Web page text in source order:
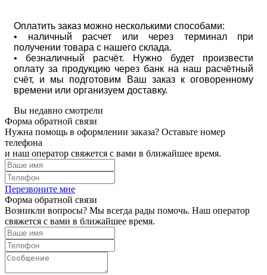
Оплатить заказ можно несколькими способами:
• наличный расчет или через терминал при
получении товара с нашего склада.
• безналичный расчёт. Нужно будет произвести
оплату за продукцию через банк на наш расчётный
счёт, и мы подготовим Ваш заказ к оговоренному
времени или организуем доставку.
Вы недавно смотрели
Форма обратной связи
Нужна помощь в оформлении заказа? Оставьте номер
телефона
и наш оператор свяжется с вами в ближайшее время.
Перезвоните мне
Форма обратной связи
Возникли вопросы? Мы всегда рады помочь. Наш оператор
свяжется с вами в ближайшее время.